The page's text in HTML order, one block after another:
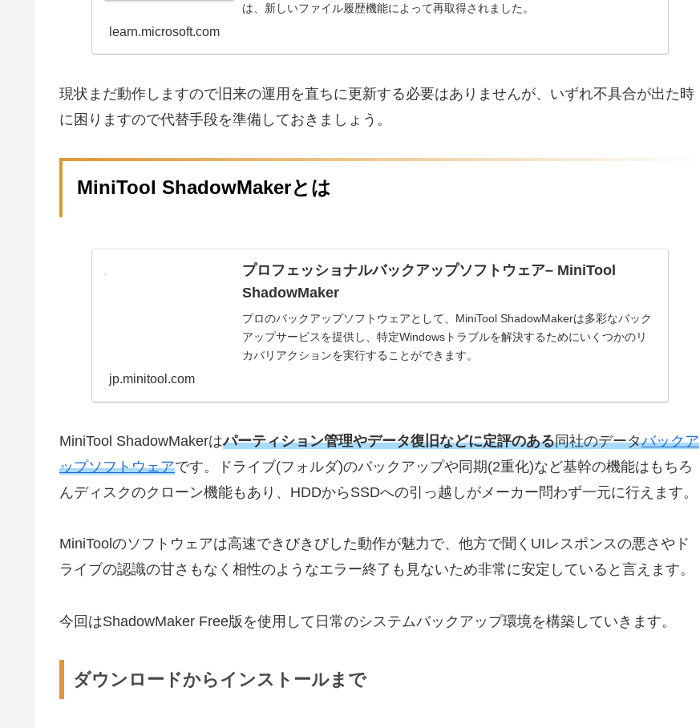
は、新しいファイル履歴機能によって再取得されました。
learn.microsoft.com
現状まだ動作しますので旧来の運用を直ちに更新する必要はありませんが、いずれ不具合が出た時
に困りますので代替手段を準備しておきましょう。
MiniTool ShadowMakerとは
プロフェッショナルバックアップソフトウェア– MiniTool
ShadowMaker
プロのバックアップソフトウェアとして、MiniTool ShadowMakerは多彩なバック
アップサービスを提供し、特定Windowsトラブルを解決するためにいくつかのリ
カバリアクションを実行することができます。
jp.minitool.com
MiniTool ShadowMakerはパーティション管理やデータ復旧などに定評のある同社のデータバックア
ップソフトウェアです。ドライブ(フォルダ)のバックアップや同期(2重化)など基幹の機能はもちろ
んディスクのクローン機能もあり、HDDからSSDへの引っ越しがメーカー問わず一元に行えます。
MiniToolのソフトウェアは高速できびきびした動作が魅力で、他方で聞くUIレスポンスの悪さやド
ライブの認識の甘さもなく相性のようなエラー終了も見ないため非常に安定していると言えます。
今回はShadowMaker Free版を使用して日常のシステムバックアップ環境を構築していきます。
ダウンロードからインストールまで